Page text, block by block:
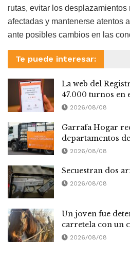
rutas, evitar los
afectadas y mantenerse atentos
ante posibles cambios en las
Te puede interesar:
La web del
47.000 turnos en
2026/08/08
Garrafa Hogar
departamentos
2026/08/08
Secuestran dos
2026/08/08
Un joven fue
carretela con un
2026/08/08